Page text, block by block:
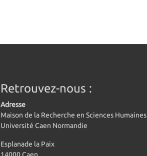
Retrouvez-nous :
Adresse
Maison de la Recherche en Sciences Humaines
Université Caen Normandie
Esplanade la Paix